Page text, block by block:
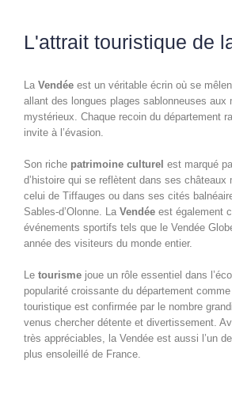
L'attrait touristique de
La Vendée est un véritable écrin où se
allant des longues plages sablonneuses aux
mystérieux. Chaque recoin du département
invite à l’évasion.
Son riche patrimoine culturel est marqué
d’histoire qui se reflètent dans ses châteaux
celui de Tiffauges ou dans ses cités
Sables-d’Olonne. La Vendée est également
événements sportifs tels que le Vendée
année des visiteurs du monde entier.
Le tourisme joue un rôle essentiel dans
popularité croissante du département comme
touristique est confirmée par le nombre
venus chercher détente et divertissement.
très appréciables, la Vendée est aussi l’un
plus ensoleillé de France.